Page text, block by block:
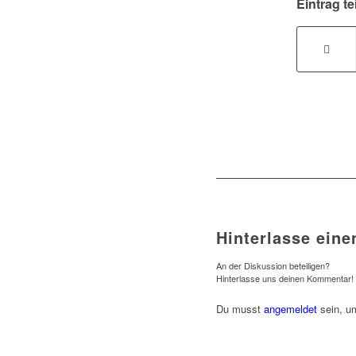
Eintrag
Hinterlasse
An der Diskussion beteiligen?
Hinterlasse uns deinen Kommentar!
Du musst angemeldet sein,